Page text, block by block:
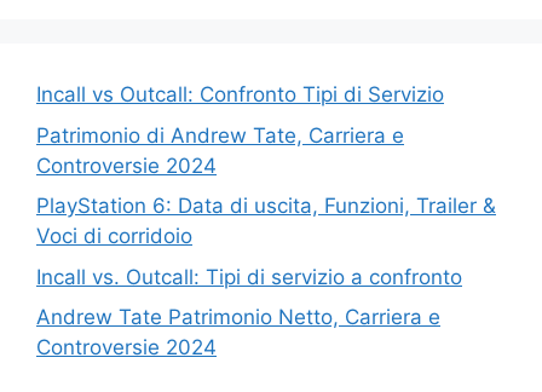
Incall vs Outcall: Confronto Tipi di Servizio
Patrimonio di Andrew Tate, Carriera e
Controversie 2024
PlayStation 6: Data di uscita, Funzioni, Trailer &
Voci di corridoio
Incall vs. Outcall: Tipi di servizio a confronto
Andrew Tate Patrimonio Netto, Carriera e
Controversie 2024